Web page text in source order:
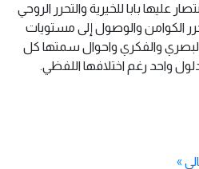
عليها بابا للخيرية والتحرر الروحي
الكوامن والوصول إلى مستويات
البصري والفكري واحوال سمتها كل
واحد رغم اختلافها اللفظي.
»